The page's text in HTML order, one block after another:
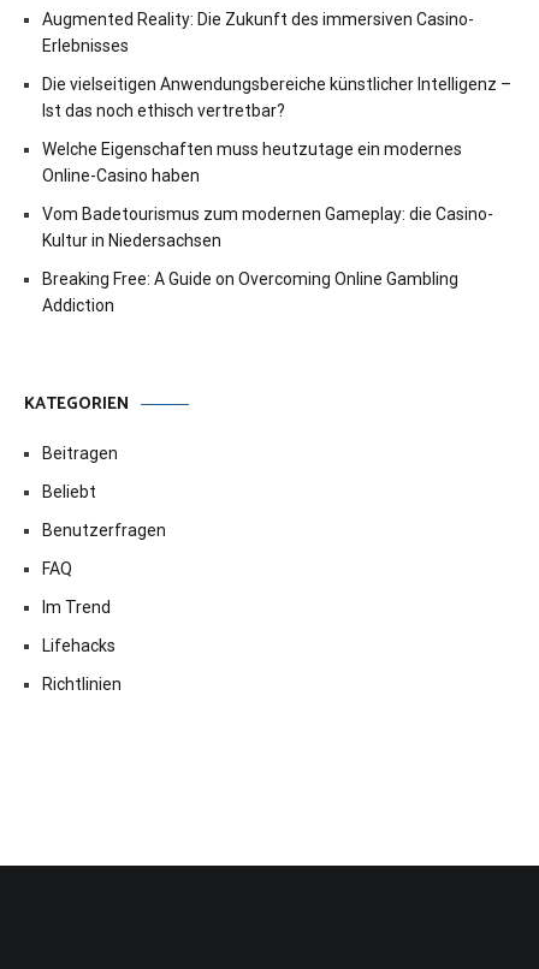
Augmented Reality: Die Zukunft des immersiven Casino-
Erlebnisses
Die vielseitigen Anwendungsbereiche künstlicher Intelligenz –
Ist das noch ethisch vertretbar?
Welche Eigenschaften muss heutzutage ein modernes
Online-Casino haben
Vom Badetourismus zum modernen Gameplay: die Casino-
Kultur in Niedersachsen
Breaking Free: A Guide on Overcoming Online Gambling
Addiction
KATEGORIEN
Beitragen
Beliebt
Benutzerfragen
FAQ
Im Trend
Lifehacks
Richtlinien